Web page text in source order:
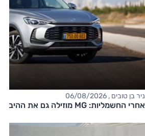
ניר בן טובים , 06/08/2026
אחרי החשמליות: MG מוזילה גם את ההיברידיות